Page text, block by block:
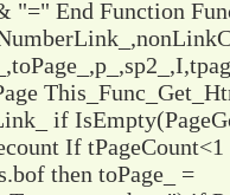
"=" End Function
if
If
then toPage_ =